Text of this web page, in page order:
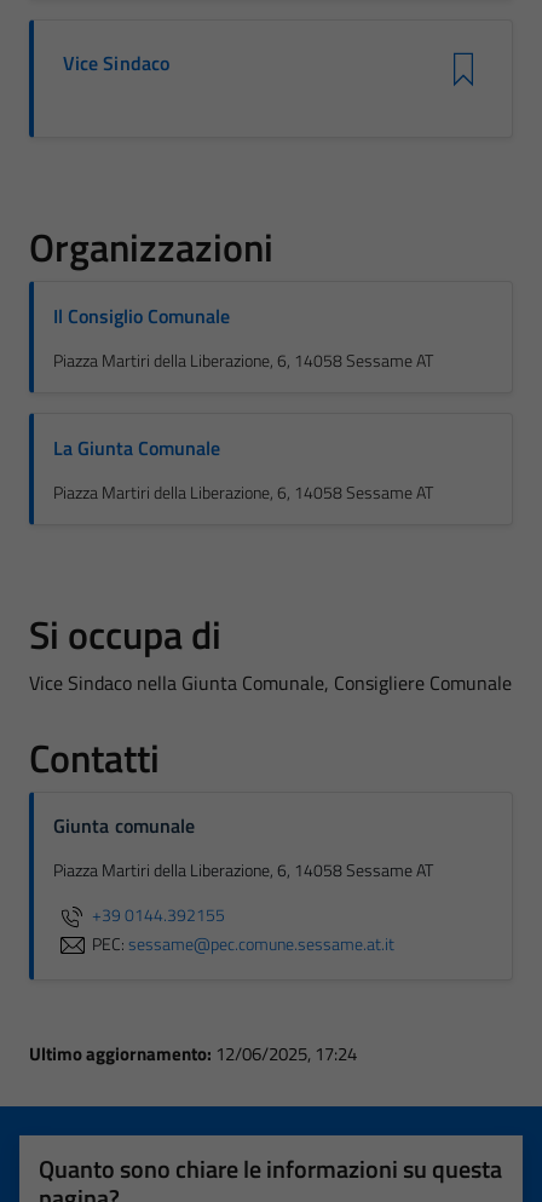
Vice Sindaco
Organizzazioni
Il Consiglio Comunale
Piazza Martiri della Liberazione, 6, 14058 Sessame AT
La Giunta Comunale
Piazza Martiri della Liberazione, 6, 14058 Sessame AT
Si occupa di
Vice Sindaco nella Giunta Comunale, Consigliere Comunale
Contatti
Giunta comunale
Piazza Martiri della Liberazione, 6, 14058 Sessame AT
+39 0144.392155
PEC:sessame@pec.comune.sessame.at.it
Ultimo aggiornamento: 12/06/2025, 17:24
Quanto sono chiare le informazioni su questa